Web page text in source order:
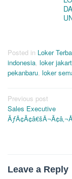
Posted in Loker
indonesia, loker
pekanbaru, loker
Post
navigation
Previous post
Sales Executive
Leave a Reply